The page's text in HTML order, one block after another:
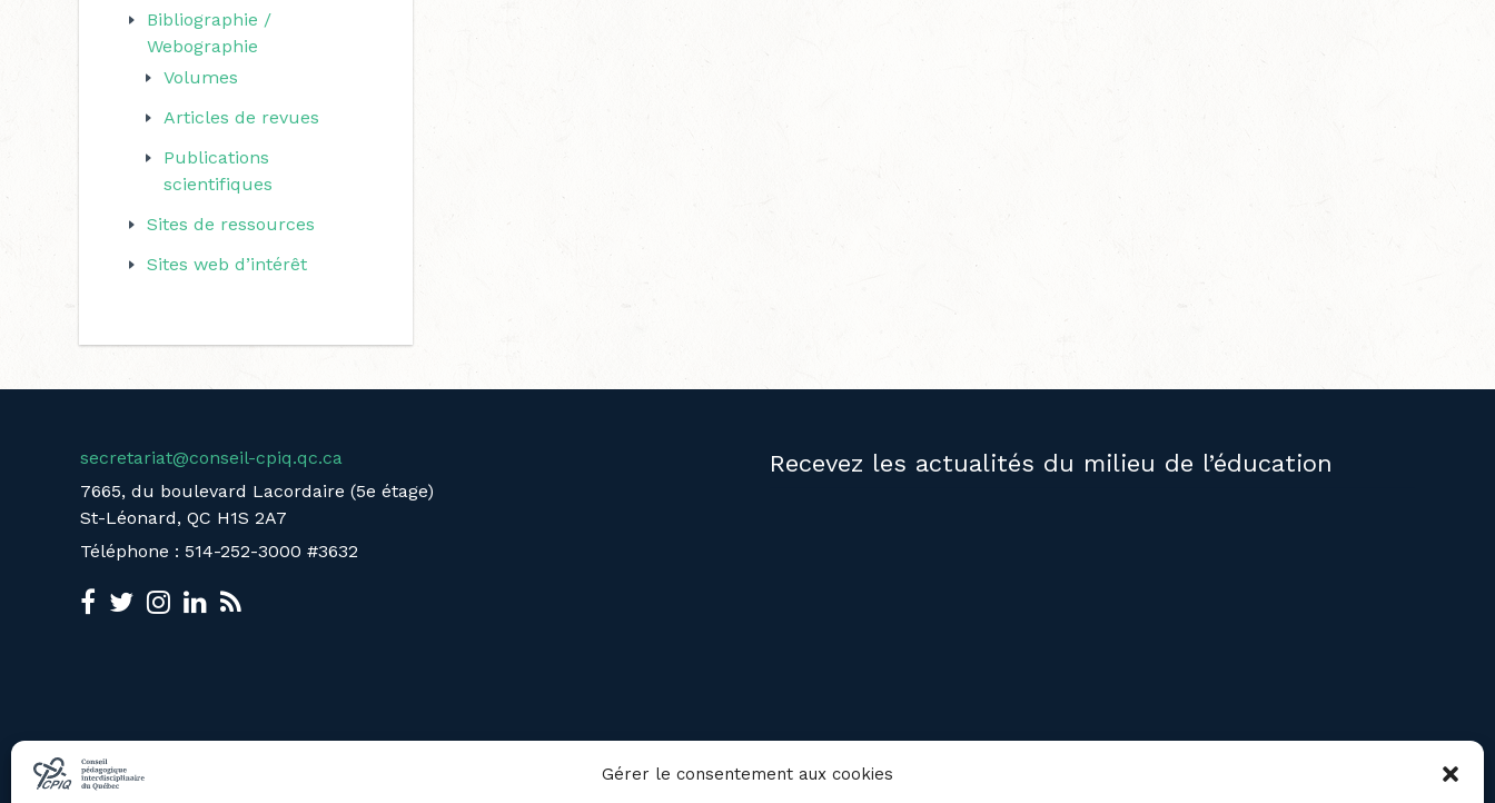
Gérer le consentement aux cookies
Bibliographie /
Webographie
Volumes
Articles de revues
Publications
scientifiques
Sites de ressources
Sites web d’intérêt
secretariat@conseil-cpiq.qc.ca
7665, du boulevard Lacordaire (5e étage)
St-Léonard, QC H1S 2A7
Téléphone : 514-252-3000 #3632
Recevez les actualités du milieu de l’éducation
LE CPIQ
PUBLICATIONS
NOUS JOINDRE